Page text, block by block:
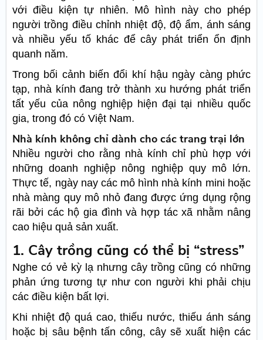
với điều kiện tự nhiên. Mô hình này cho phép
người trồng điều chỉnh nhiệt độ, độ ẩm, ánh sáng
và nhiều yếu tố khác để cây phát triển ổn định
quanh năm.
Trong bối cảnh biến đổi khí hậu ngày càng phức
tạp, nhà kính đang trở thành xu hướng phát triển
tất yếu của nông nghiệp hiện đại tại nhiều quốc
gia, trong đó có Việt Nam.
Nhà kính không chỉ dành cho các trang trại lớn
Nhiều người cho rằng nhà kính chỉ phù hợp với
những doanh nghiệp nông nghiệp quy mô lớn.
Thực tế, ngày nay các mô hình nhà kính mini hoặc
nhà màng quy mô nhỏ đang được ứng dụng rộng
rãi bởi các hộ gia đình và hợp tác xã nhằm nâng
cao hiệu quả sản xuất.
1. Cây trồng cũng có thể bị “stress”
Nghe có vẻ kỳ lạ nhưng cây trồng cũng có những
phản ứng tương tự như con người khi phải chịu
các điều kiện bất lợi.
Khi nhiệt độ quá cao, thiếu nước, thiếu ánh sáng
hoặc bị sâu bệnh tấn công, cây sẽ xuất hiện các